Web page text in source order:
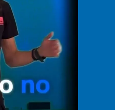
USA
sports